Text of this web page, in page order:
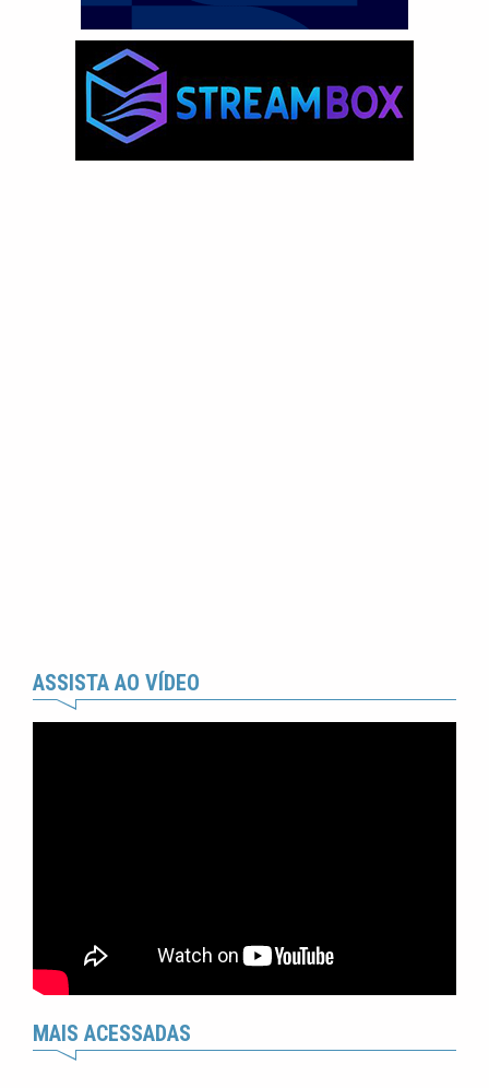
ASSISTA AO VÍDEO
MAIS ACESSADAS